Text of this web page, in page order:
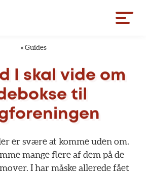
«Guides
skal vide om
til
er svære at komme uden om.
mange flere af dem på de
I har måske allerede fået